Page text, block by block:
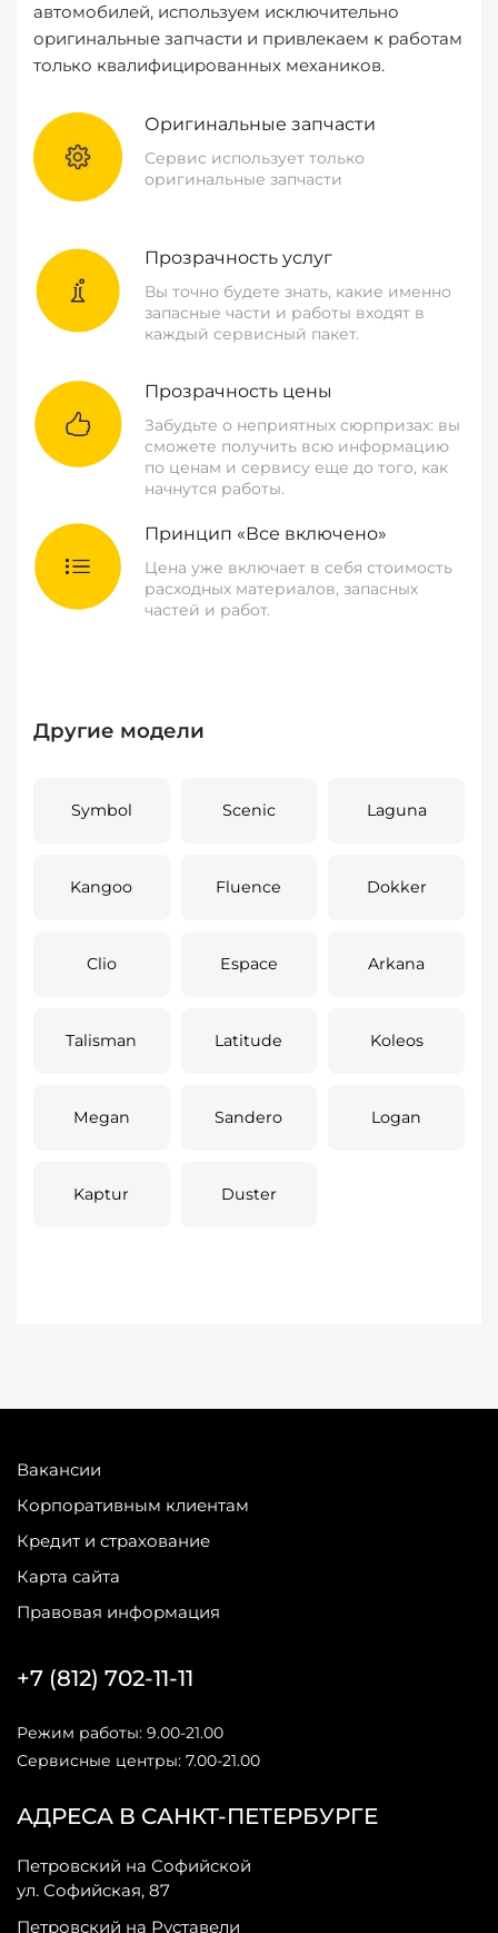
автомобилей, используем исключительно
оригинальные запчасти и привлекаем к работам
только квалифицированных механиков.
Оригинальные запчасти
Сервис использует только
оригинальные запчасти
Прозрачность услуг
Вы точно будете знать, какие именно
запасные части и работы входят в
каждый сервисный пакет.
Прозрачность цены
Забудьте о неприятных сюрпризах: вы
сможете получить всю информацию
по ценам и сервису еще до того, как
начнутся работы.
Принцип «Все включено»
Цена уже включает в себя стоимость
расходных материалов, запасных
частей и работ.
Другие модели
Symbol Scenic Laguna
Kangoo Fluence Dokker
Clio Espace Arkana
Talisman Latitude Koleos
Megan Sandero Logan
Kaptur Duster
Вакансии
Корпоративным клиентам
Кредит и страхование
Карта сайта
Правовая информация
АДРЕСА В САНКТ-ПЕТЕРБУРГЕ
Петровский на Софийской
ул. Софийская, 87
Петровский на Руставели
+7 (812) 702-11-11
Режим работы: 9.00-21.00
Сервисные центры: 7.00-21.00